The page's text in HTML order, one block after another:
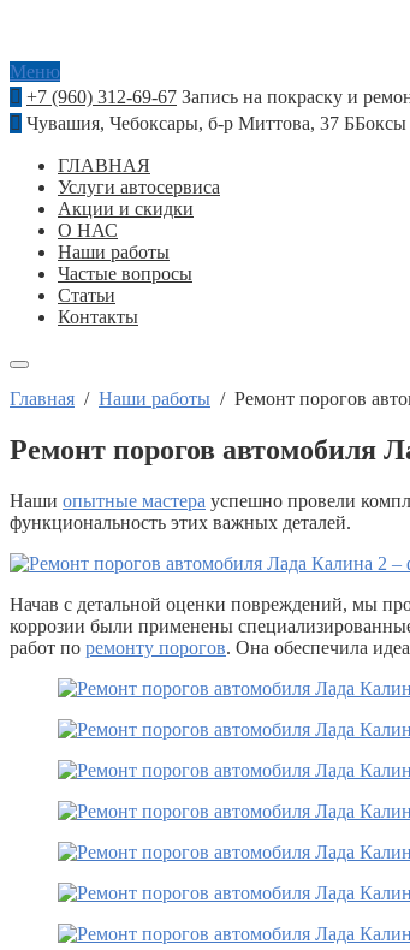
Меню
+7 (960) 312-69-67 Запись на покраску и
Чувашия, Чебоксары, б-р Миттова, 37 Б
ГЛАВНАЯ
Услуги автосервиса
Акции и скидки
О НАС
Наши работы
Частые вопросы
Статьи
Контакты
Главная / Наши работы / Ремонт порогов
Ремонт порогов автомобиля
Наши опытные мастера успешно провели
функциональность этих важных деталей.
Начав с детальной оценки повреждений, мы
коррозии были применены
работ по ремонту порогов. Она обеспечила